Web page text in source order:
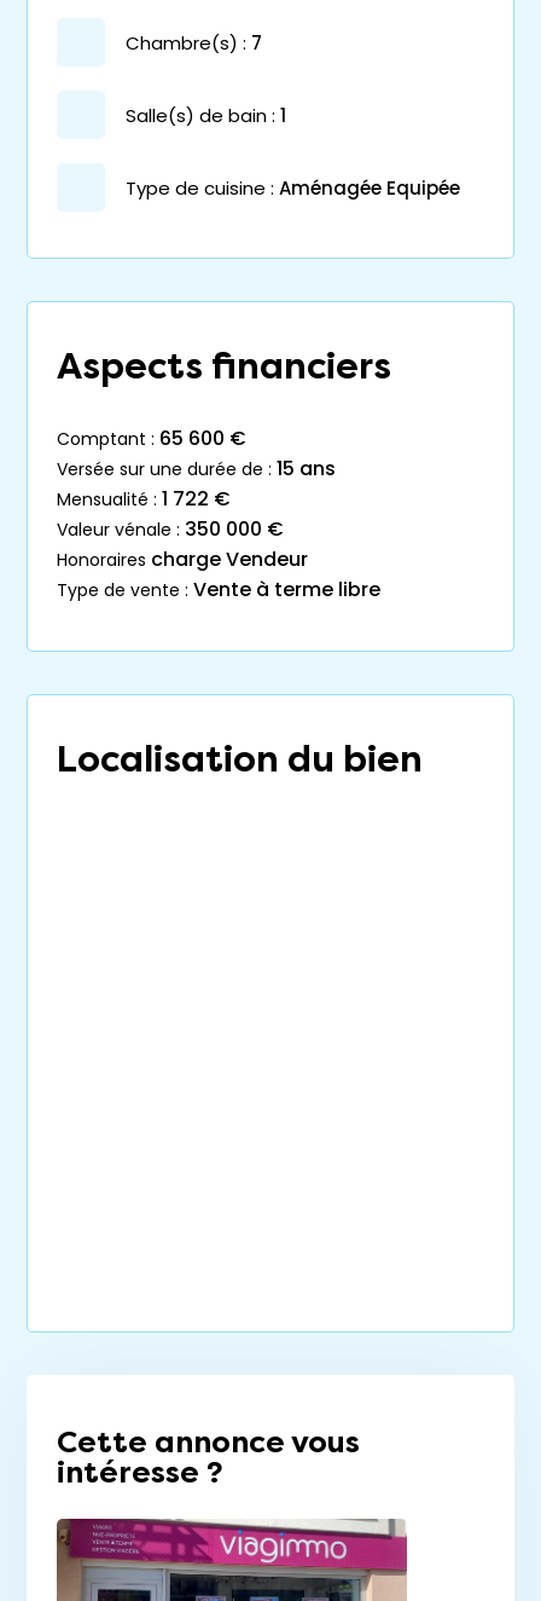
chambre(s) : 7
salle(s) de bain : 1
Type de cuisine : Aménagée Equipée
Aspects financiers
comptant : 65 600 €
versée sur une durée de : 15 ans
mensualité : 1 722 €
valeur vénale : 350 000 €
honoraires charge Vendeur
type de vente : Vente à terme libre
Localisation du bien
Cette annonce vous
intéresse ?